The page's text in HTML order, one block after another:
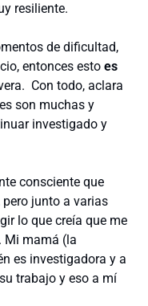
resiliente.
de dificultad,
entonces esto es
Con todo, aclara
son muchas y
investigado y
consciente que
junto a varias
lo que creía que me
Mi mamá (la
es investigadora y a
trabajo y eso a mí